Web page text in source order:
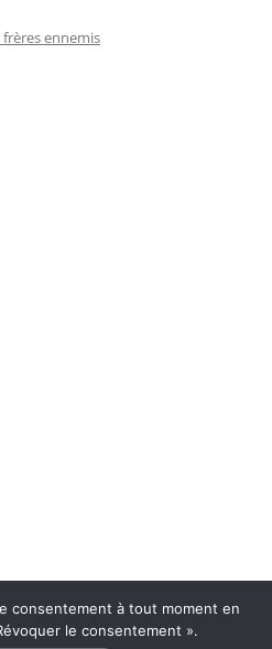
ennemis
consentement à tout moment en
le consentement ».